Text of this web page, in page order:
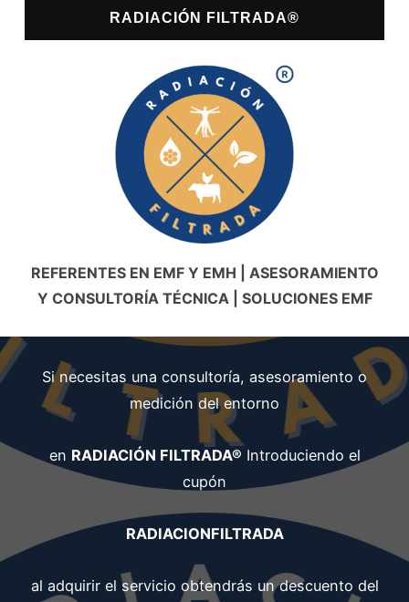
RADIACIÓN FILTRADA®
REFERENTES EN EMF Y EMH | ASESORAMIENTO
Y CONSULTORÍA TÉCNICA | SOLUCIONES EMF
Si necesitas una consultoría, asesoramiento o
medición del entorno
en RADIACIÓN FILTRADA® Introduciendo el
cupón
RADIACIONFILTRADA
al adquirir el servicio obtendrás un descuento del